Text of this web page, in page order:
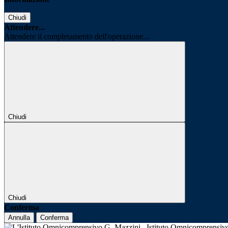
Chiudi
Attendere...
Attendere il completamento dell'operazione...
Chiudi
Chiudi
Conferma
Annulla Conferma